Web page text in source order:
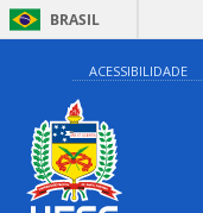
BRASIL
ACESSIBILIDADE